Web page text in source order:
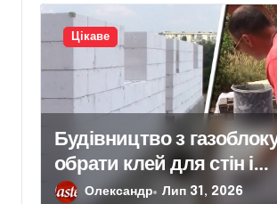
Цікаве
Будівництво з
обрати клей для стін і
кріплення гіпсокартону
Олександр Лип 31, 2026